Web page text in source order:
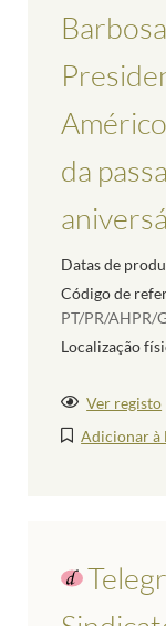
da
Datas de
Código de
PT/PR/AHPR/
Localização
Ver registo
Adicionar à